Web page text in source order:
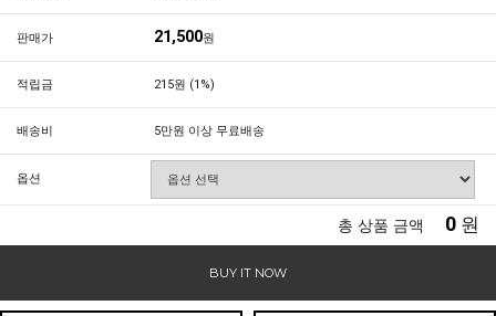
판매가 21,500원
적립금 215원 (1%)
배송비 5만원 이상 무료배송
옵션
총 상품 금액 0 원
BUY IT NOW